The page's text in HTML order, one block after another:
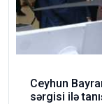
Ceyhun
sərgisi ilə